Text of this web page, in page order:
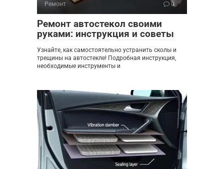
Ремонт 0
Ремонт автостекол своими
руками: инструкция и советы
Узнайте, как самостоятельно устранить сколы и
трещины на автостекле! Подробная инструкция,
необходимые инструменты и